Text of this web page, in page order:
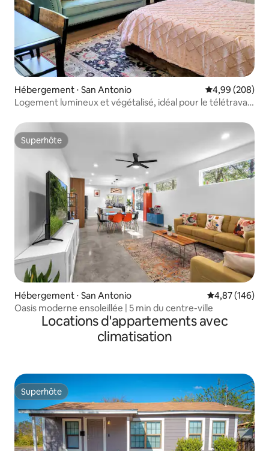
Hébergement ⋅ San Antonio Évaluation
4,99 (208)
Logement lumineux et végétalisé, idéal pour le télétravail,
Superhôte
Superhôte
Hébergement ⋅ San Antonio Évaluation
4,87 (146)
Oasis moderne ensoleillée | 5 min du centre-ville
Locations d'appartements avec
climatisation
Superhôte
Superhôte